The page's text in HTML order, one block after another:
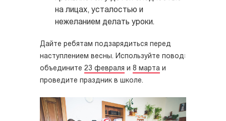
на лицах, усталостью и
нежеланием делать уроки.
Дайте ребятам подзарядиться перед
наступлением весны. Используйте повод:
объедините 23 февраля и 8 марта и
проведите праздник в школе.